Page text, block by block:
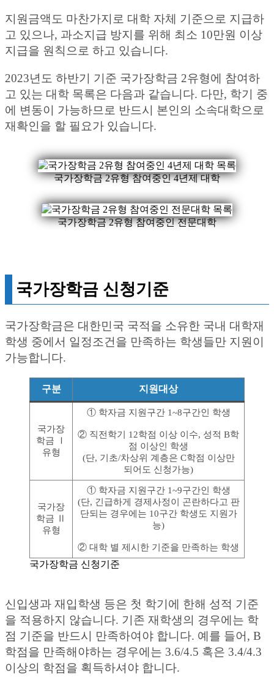
지원금액도 마찬가지로 대학 자체 기준으로 지급하
고 있으나, 과소지급 방지를 위해 최소 10만원 이상
지급을 원칙으로 하고 있습니다.
2023년도 하반기 기준 국가장학금 2유형에 참여하
고 있는 대학 목록은 다음과 같습니다. 다만, 학기 중
에 변동이 가능하므로 반드시 본인의 소속대학으로
재확인을 할 필요가 있습니다.
국가장학금 2유형 참여중인 4년제 대학
국가장학금 2유형 참여중인 전문대학
국가장학금 신청기준
국가장학금은 대한민국 국적을 소유한 국내 대학재
학생 중에서 일정조건을 만족하는 학생들만 지원이
가능합니다.
구분 지원대상
국가장
학금 Ⅰ
유형
① 학자금 지원구간 1~8구간인 학생
② 직전학기 12학점 이상 이수, 성적 B학
점 이상인 학생
(단, 기초/차상위 계층은 C학점 이상만
되어도 신청가능)
국가장
학금 Ⅱ
유형
① 학자금 지원구간 1~9구간인 학생
(단, 긴급하게 경제사정이 곤란하다고 판
단되는 경우에는 10구간 학생도 지원가
능)
② 대학 별 제시한 기준을 만족하는 학생
국가장학금 신청기준
신입생과 재입학생 등은 첫 학기에 한해 성적 기준
을 적용하지 않습니다. 기존 재학생의 경우에는 학
점 기준을 반드시 만족하여야 합니다. 예를 들어, B
학점을 만족해야하는 경우에는 3.6/4.5 혹은 3.4/4.3
이상의 학점을 획득하셔야 합니다.